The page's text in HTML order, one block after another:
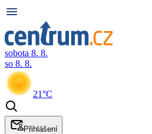
sobota 8. 8.
so 8. 8.
21°C
Přihlášení